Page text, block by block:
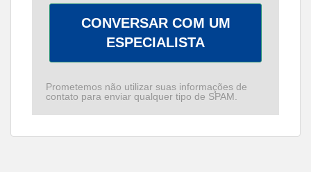
CONVERSAR COM UM
ESPECIALISTA
Prometemos não utilizar suas informações de
contato para enviar qualquer tipo de SPAM.